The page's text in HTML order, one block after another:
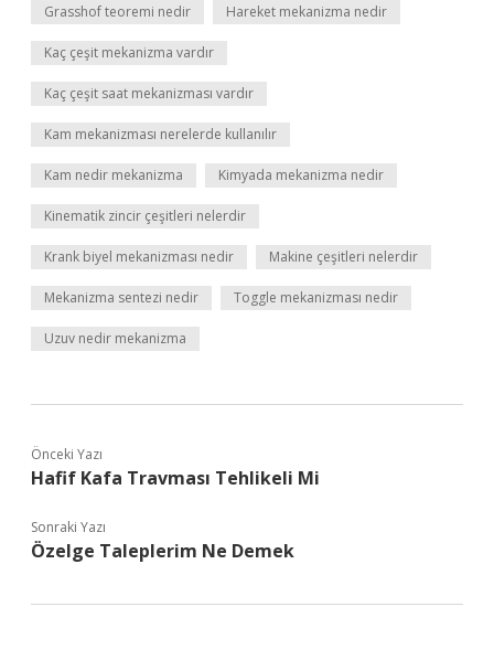
Grasshof teoremi nedir Hareket mekanizma nedir
Kaç çeşit mekanizma vardır
Kaç çeşit saat mekanizması vardır
Kam mekanizması nerelerde kullanılır
Kam nedir mekanizma Kimyada mekanizma nedir
Kinematik zincir çeşitleri nelerdir
Krank biyel mekanizması nedir Makine çeşitleri nelerdir
Mekanizma sentezi nedir Toggle mekanizması nedir
Uzuv nedir mekanizma
Önceki Yazı
Hafif Kafa Travması Tehlikeli Mi
Sonraki Yazı
Özelge Taleplerim Ne Demek